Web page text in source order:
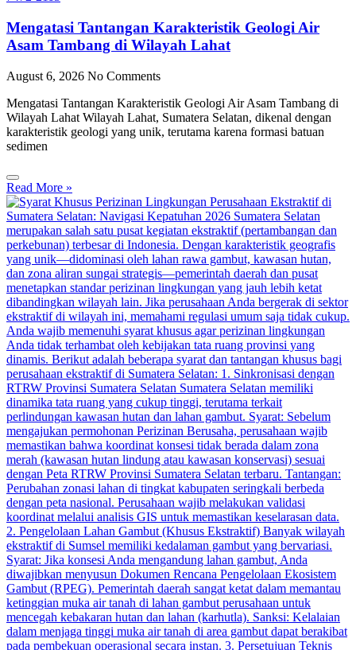
Mengatasi Tantangan Karakteristik Geologi Air
Asam Tambang di Wilayah Lahat
August 6, 2026 No Comments
Mengatasi Tantangan Karakteristik Geologi Air Asam Tambang di
Wilayah Lahat Wilayah Lahat, Sumatera Selatan, dikenal dengan
karakteristik geologi yang unik, terutama karena formasi batuan
sedimen
Read More »